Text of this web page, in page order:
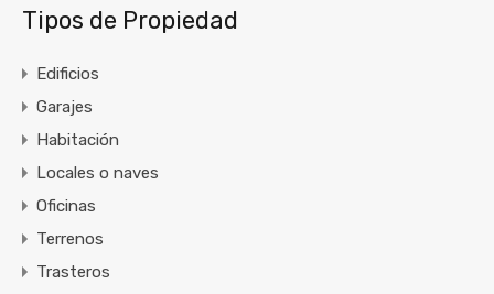
Tipos de Propiedad
Edificios
Garajes
Habitación
Locales o naves
Oficinas
Terrenos
Trasteros